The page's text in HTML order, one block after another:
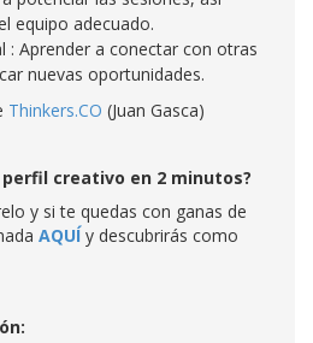
equipo adecuado.
: Aprender a conectar con otras
nuevas oportunidades.
Thinkers.CO (Juan Gasca)
creativo en 2 minutos?
y si te quedas con ganas de
AQUÍ y descubrirás como